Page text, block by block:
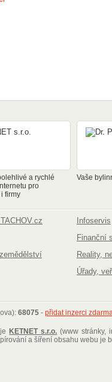
a rychlé
pro
firmy
Vaše
Infoservis
Finanční
Reality,
Úřady,
68075 - přidat inzerci
KETNET s.r.o. (www stránky,
a šíření obsahu webu je